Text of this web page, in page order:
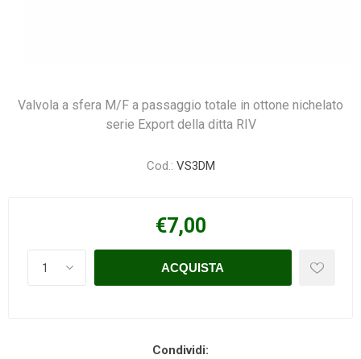
Valvola a sfera M/F a passaggio totale in ottone nichelato
serie Export della ditta RIV
Cod.: VS3DM
€7,00
Condividi: